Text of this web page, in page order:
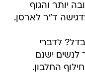
יותר והגוף
ד"ר לארסן.
לדברי
לנשים ישנם
החלבון.